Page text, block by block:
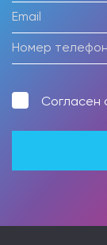
Согласен